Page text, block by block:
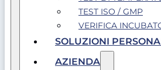
TEST ISO / GMP
VERIFICA
SOLUZIONI
AZIENDA